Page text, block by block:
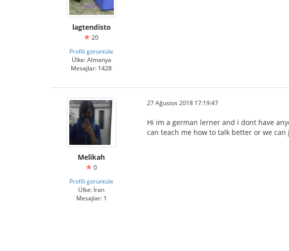
lagtendisto
20
Profili görüntüle
Ülke: Almanya
Mesajlar: 1428
Melikah
0
Profili görüntüle
Ülke: İran
Mesajlar: 1
27 Ağustos 2018 17:19:47
Hi im a german lerner and i dont have
can teach me how to talk better or we